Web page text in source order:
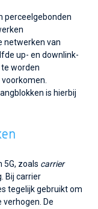
perceelgebonden
netwerken van
up- en downlink-
worden
is hierbij
5G, zoals carrier
Bij carrier
tegelijk gebruikt om
De